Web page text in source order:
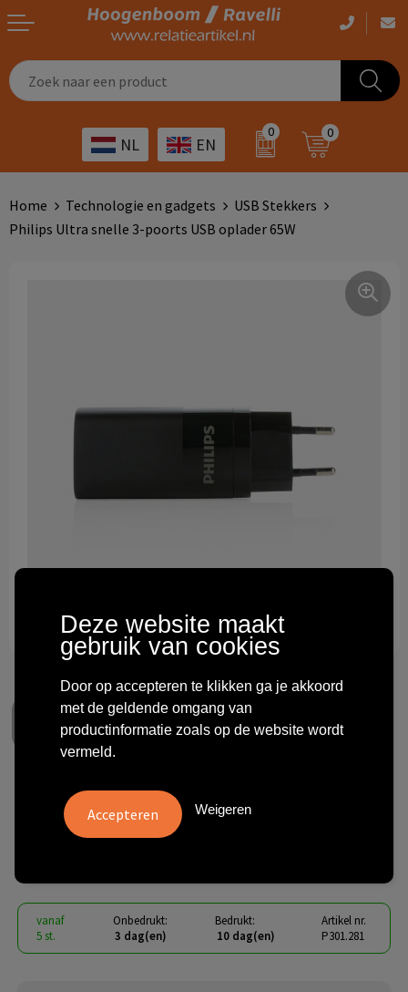
NL EN
0 0
Giveaways
Outdoor
Technologie & gadgets
Werkkleding
Sportkleding
Outdoor artikelen bedrukken
Giveaways bedrukken
Transport
Horeca
Home Technologie en gadgets
USB Stekkers
Philips Ultra snelle 3-poorts USB oplader 65W
Philips Ultra snelle 3-poorts
USB oplader 65W
vanaf
5 st.
Onbedrukt:
3 dag(en)
Bedrukt:
10 dag(en)
Artikel nr.
P301.281
Deze website maakt
gebruik van cookies
Door op accepteren te klikken ga je akkoord
met de geldende omgang van
productinformatie zoals op de website wordt
vermeld.
Weigeren